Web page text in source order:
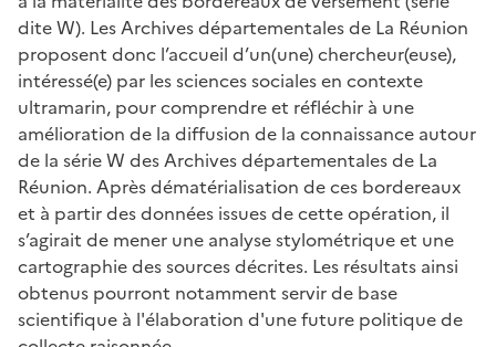
dite W). Les Archives départementales de La Réunion
proposent donc l’accueil d’un(une) chercheur(euse),
intéressé(e) par les sciences sociales en contexte
ultramarin, pour comprendre et réfléchir à une
amélioration de la diffusion de la connaissance autour
de la série W des Archives départementales de La
Réunion. Après dématérialisation de ces bordereaux
et à partir des données issues de cette opération, il
s’agirait de mener une analyse stylométrique et une
cartographie des sources décrites. Les résultats ainsi
obtenus pourront notamment servir de base
scientifique à l'élaboration d'une future politique de